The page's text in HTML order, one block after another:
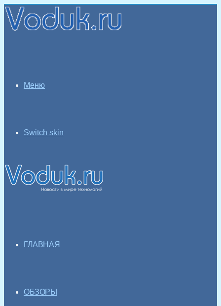
Меню
Switch skin
ГЛАВНАЯ
ОБЗОРЫ